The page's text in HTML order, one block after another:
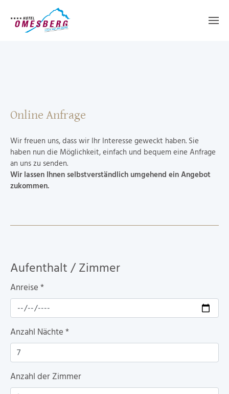
Online Anfrage
Wir freuen uns, dass wir Ihr Interesse geweckt haben. Sie
haben nun die Möglichkeit, einfach und bequem eine Anfrage
an uns zu senden.
Wir lassen Ihnen selbstverständlich umgehend ein Angebot
zukommen.
Aufenthalt / Zimmer
Anreise *
Anzahl Nächte *
Anzahl der Zimmer